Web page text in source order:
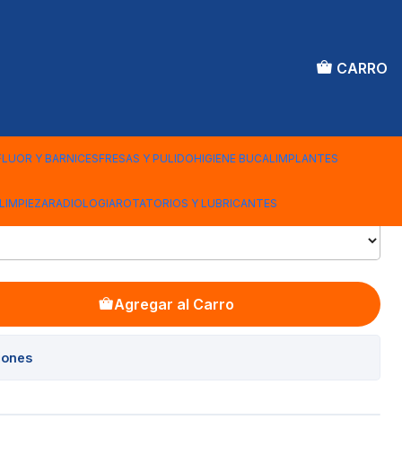
CARRO
Y BARNICESFRESAS Y PULIDOHIGIENE BUCALIMPLANTES
RADIOLOGIAROTATORIOS Y LUBRICANTES
Agregar al Carro